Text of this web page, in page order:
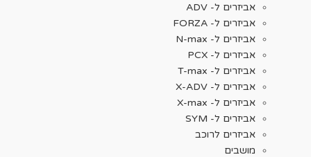
אביזרים ל- ADV
אביזרים ל- FORZA
אביזרים ל- N-max
אביזרים ל- PCX
אביזרים ל- T-max
אביזרים ל- X-ADV
אביזרים ל- X-max
אביזרים ל- SYM
אביזרים לרוכב
מושבים